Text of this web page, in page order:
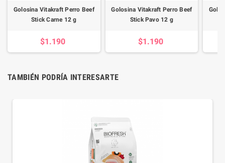
Golosina Vitakraft Perro Beef
Stick Carne 12 g
$1.190
Golosina Vitakraft Perro Beef
Stick Pavo 12 g
$1.190
TAMBIÉN PODRÍA INTERESARTE